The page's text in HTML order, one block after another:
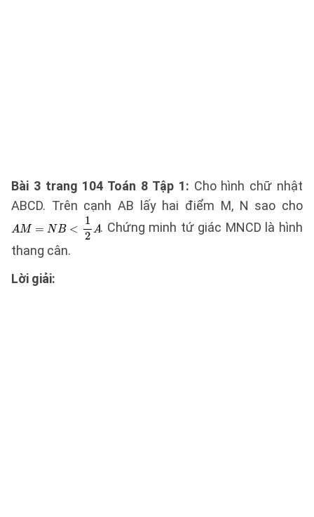
Bài 3 trang 104 Toán 8 Tập 1: Cho hình chữ nhật
ABCD. Trên cạnh AB lấy hai điểm M, N sao cho
. Chứng minh tứ giác MNCD là hình
thang cân.
Lời giải: